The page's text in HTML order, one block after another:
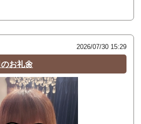
2026/07/30 15:29
お礼🌼